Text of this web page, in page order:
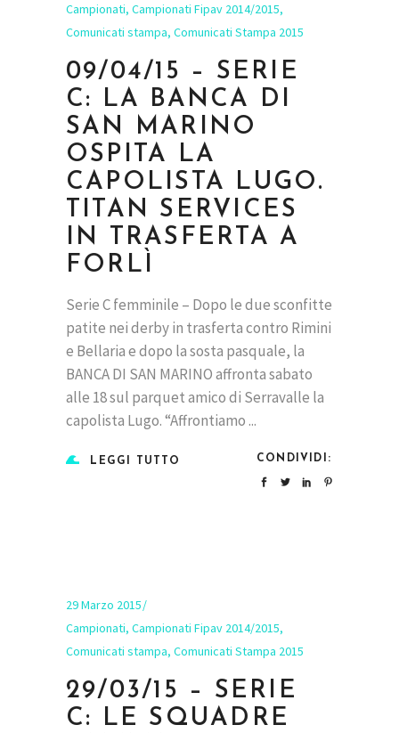
Campionati, Campionati Fipav 2014/2015,
Comunicati stampa, Comunicati Stampa 2015
09/04/15 – SERIE
C: LA BANCA DI
SAN MARINO
OSPITA LA
CAPOLISTA LUGO.
TITAN SERVICES
IN TRASFERTA A
FORLÌ
Serie C femminile – Dopo le due sconfitte
patite nei derby in trasferta contro Rimini
e Bellaria e dopo la sosta pasquale, la
BANCA DI SAN MARINO affronta sabato
alle 18 sul parquet amico di Serravalle la
capolista Lugo. “Affrontiamo
LEGGI TUTTO CONDIVIDI:
29 Marzo 2015
Campionati, Campionati Fipav 2014/2015,
Comunicati stampa, Comunicati Stampa 2015
29/03/15 – SERIE
C: LE SQUADRE